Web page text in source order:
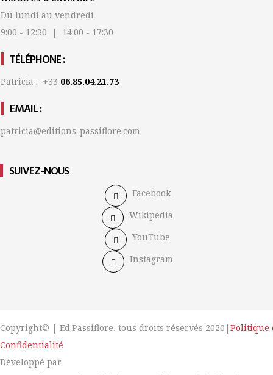
Du lundi au vendredi
9:00 - 12:30 | 14:00 - 17:30
TÉLÉPHONE :
Patricia : +33 06.85.04.21.73
EMAIL :
patricia@editions-passiflore.com
SUIVEZ-NOUS
Facebook
Wikipedia
YouTube
Instagram
Copyright© | Ed.Passiflore, tous droits réservés 2020| Politique
Confidentialité
Développé par